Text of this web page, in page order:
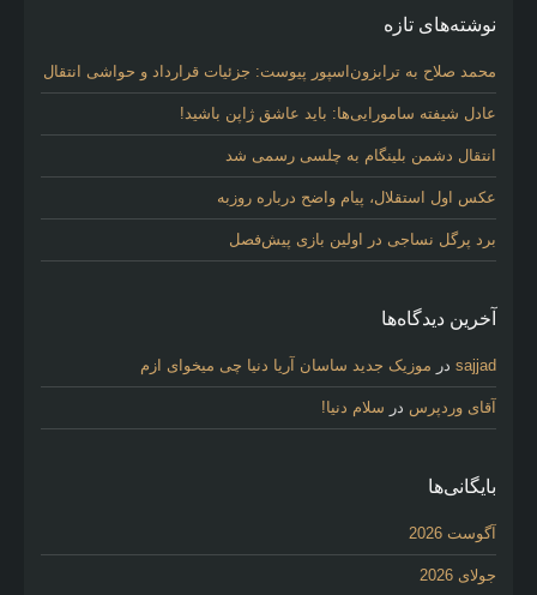
نوشته‌های تازه
محمد صلاح به ترابزون‌اسپور پیوست: جزئیات قرارداد و حواشی انتقال
عادل شیفته سامورایی‌ها: باید عاشق ژاپن باشید!
انتقال دشمن بلینگام به چلسی رسمی شد
عکس اول استقلال، پیام واضح درباره روزبه
برد پرگل نساجی در اولین بازی پیش‌فصل
آخرین دیدگاه‌ها
sajjad در موزیک جدید ساسان آریا دنیا چی میخوای ازم
آقای وردپرس در سلام دنیا!
بایگانی‌ها
آگوست 2026
جولای 2026